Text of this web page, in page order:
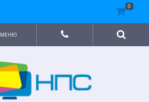
МЕНЮ
0